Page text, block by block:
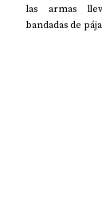
las armas
bandadas de